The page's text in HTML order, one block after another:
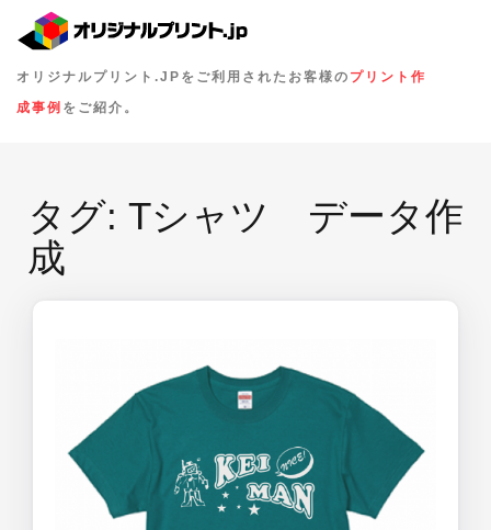
オリジナルプリント.JPをご利用されたお客様の プリント作
成事例 をご紹介。
タグ: Tシャツ データ作
成